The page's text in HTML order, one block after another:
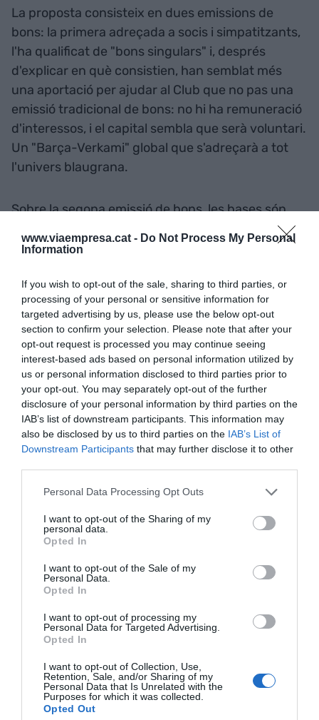
www.viaempresa.cat - Do Not Process My Personal
Information
If you wish to opt-out of the sale, sharing to third parties, or
processing of your personal or sensitive information for
targeted advertising by us, please use the below opt-out
section to confirm your selection. Please note that after your
opt-out request is processed you may continue seeing
interest-based ads based on personal information utilized by
us or personal information disclosed to third parties prior to
your opt-out. You may separately opt-out of the further
disclosure of your personal information by third parties on the
IAB’s list of downstream participants. This information may
also be disclosed by us to third parties on the IAB’s List of
Downstream Participants that may further disclose it to other
Personal Data Processing Opt Outs
I want to opt-out of the Sharing of my
personal data.
Opted In
I want to opt-out of the Sale of my
Personal Data.
Opted In
I want to opt-out of processing my
Personal Data for Targeted Advertising.
Opted In
I want to opt-out of Collection, Use,
Retention, Sale, and/or Sharing of my
Personal Data that Is Unrelated with the
Purposes for which it was collected.
Opted Out
La proposta consisteix en dues emissions de
bons: la primera adreçada a socis i simpatitzants,
l'ha qualificat de "bons singulars" i, després
d'explicar en què consistien, han semblat més
una aportació per ajudar al Club que no pas una
emissió tradicional de bons: no hi ha remuneració
d'interessos, i el capital sembla que serà voluntari.
Un "Barça-Verkami" global que s'adreçarà a tot
l'univers blaugrana.
Sobre la segona emissió de bons, les bases són
més corrents: autoritzada per la CNMV, a l'interès
de mercat (no ha especificat quin) i a cinc anys.
aquest no era el pas previ a convertir el Club
en SA i Giró ha esvaït qualsevol dubte afirmant
rotundament que no seran en cap cas
convertibles (certament, tampoc és possible fer
una emissió de bons convertibles amb l'actual
model societari).
Giró ha insistit en la
necessitat de recuperar el
model de planificació
esportiva amb criteris
econòmics i visió a llarg
termini
en la necessitat de recuperar el model de
planificació esportiva amb criteris econòmics i
visió a llarg termini. En algun moment, fins i tot ha
semblat que tornaria a aparèixer el cercle virtuós.